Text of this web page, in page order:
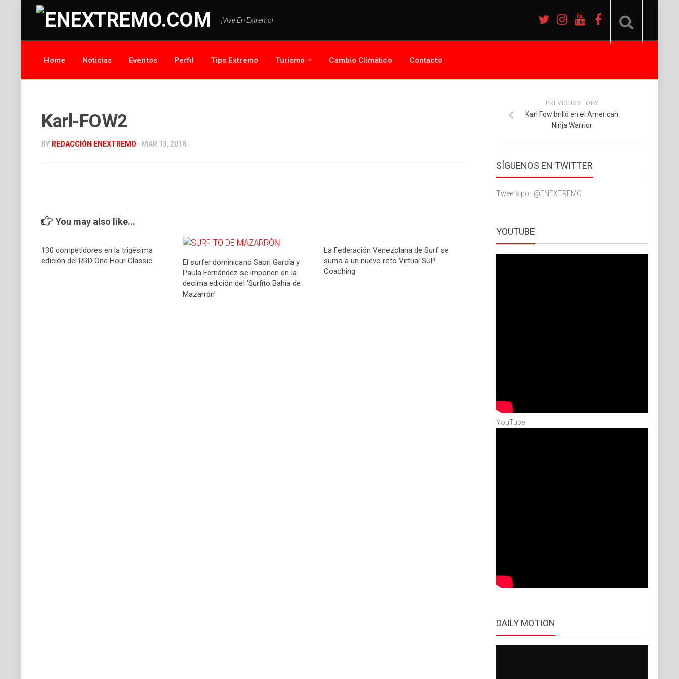
¡Vive En Extremo!
Home Noticias Eventos Perfil Tips Extremo Turismo Cambio Climático Contacto
Karl-FOW2
BY REDACCIÓN ENEXTREMO · MAR 13, 2018
You may also like...
130 competidores en la trigésima
edición del RRD One Hour Classic
El surfer dominicano Saori García y
Paula Fernández se imponen en la
decima edición del ‘Surfito Bahía de
Mazarrón’
La Federación Venezolana de Surf se
suma a un nuevo reto Virtual SUP
Coaching
PREVIOUS STORY
Karl Fow brilló en el American
Ninja Warrior
SÍGUENOS EN TWITTER
Tweets por @ENEXTREMO
YOUTUBE
YouTube
DAILY MOTION